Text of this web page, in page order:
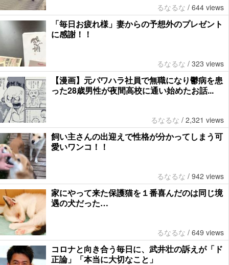
るなるな / 644 views
「毎日お疲れ様」妻からの予想外のプレゼント
に感謝！！
るなるな / 323 views
【漫画】元パワハラ社員で無職になり鬱病を患
った28歳男性が夜間高校に通い始めたお話...
るなるな / 2,321 views
飼い主さんの出迎えで性格が分かってしまう可
愛いワンコ！！
るなるな / 942 views
家にやって来た保護猫を１番喜んだのは同じ境
遇の犬だった…
るなるな / 649 views
コロナと向き合う毎日に、武井壮の訴えが「ド
正論」「本当に大切なこと」